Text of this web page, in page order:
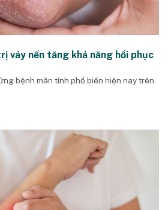
vảy nến tăng khả năng hồi phục
bệnh mãn tính phổ biến hiện nay trên